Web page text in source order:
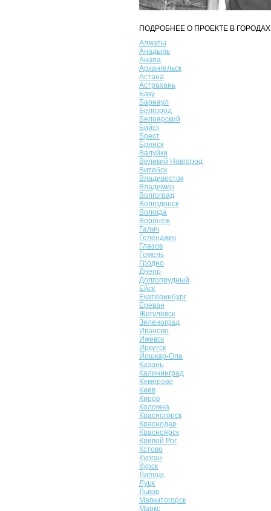
ПОДРОБНЕЕ О ПРОЕКТЕ В
Алматы
Анадырь
Анапа
Архангельск
Астана
Астрахань
Баку
Барнаул
Белгород
Белоярский
Бийск
Брест
Брянск
Валуйки
Великий Новгород
Витебск
Владивосток
Владимир
Волгоград
Волгодонск
Вологда
Воронеж
Галич
Геленджик
Глазов
Гомель
Гродно
Днепр
Долгопрудный
Ейск
Екатеринбург
Ереван
Жигулёвск
Зеленоград
Иваново
Ижевск
Иркутск
Йошкар-Ола
Казань
Калининград
Кемерово
Киев
Киров
Коломна
Красногорск
Краснодар
Красноярск
Кривой Рог
Кстово
Курган
Курск
Липецк
Луцк
Львов
Магнитогорск
Маркс